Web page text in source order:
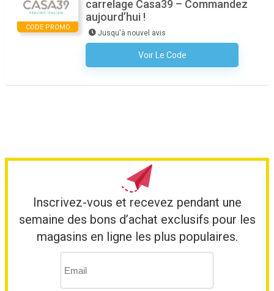
CODE PROMO
carrelage Casa39 – Commandez
aujourd’hui !
Jusqu'à nouvel avis
Voir Le Code
Aucun Code N'est Nécessaire
Inscrivez-vous et recevez pendant une
semaine des bons d’achat exclusifs pour les
magasins en ligne les plus populaires.